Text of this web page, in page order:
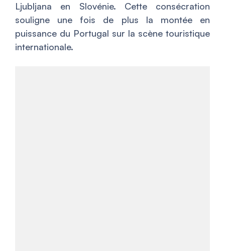
Ljubljana en Slovénie. Cette consécration
souligne une fois de plus la montée en
puissance du Portugal sur la scène touristique
internationale.